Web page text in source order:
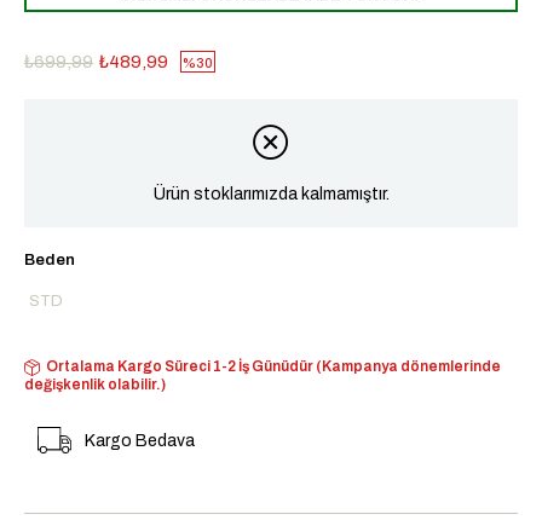
₺699,99 ₺489,99 30
Ürün stoklarımızda kalmamıştır.
Beden
STD
Ortalama Kargo Süreci 1-2 İş Günüdür (Kampanya dönemlerinde
değişkenlik olabilir.)
Kargo Bedava